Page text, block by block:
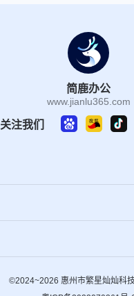
简鹿办公
www.jianlu365.com
关注我们
©2024~2026 惠州市繁星灿灿科